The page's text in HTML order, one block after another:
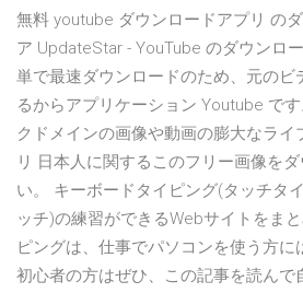
無料 youtube ダウンロードアプリ の
ア UpdateStar - YouTube のダウンロ
単で最速ダウンロードのため、元のビ
るからアプリケーション Youtube で
クドメインの画像や動画の膨大なラ
リ 日本人に関するこのフリー画像を
い。 キーボードタイピング(タッチタ
ッチ)の練習ができるWebサイトをま
ピングは、仕事でパソコンを使う方に
初心者の方はぜひ、この記事を読んで